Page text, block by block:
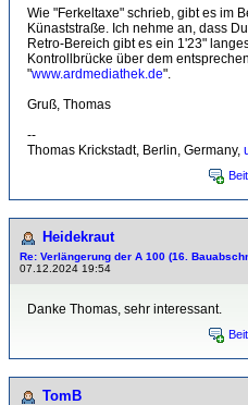
Wie "Ferkeltaxe" schrieb, gibt es im
Künaststraße. Ich nehme an, dass
Retro-Bereich gibt es ein 1'23"
Kontrollbrücke über dem
"www.ardmediathek.de".
Gruß, Thomas
--
Thomas Krickstadt, Berlin, Germany,
Heidekraut
Re: Verlängerung der A 100 (16.
07.12.2024 19:54
Danke Thomas, sehr interessant.
TomB